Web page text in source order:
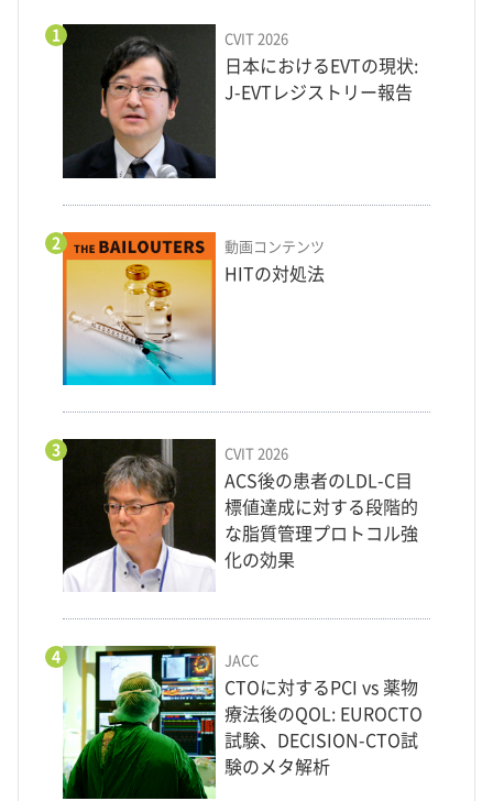
1 CVIT 2026
日本におけるEVTの現状:
J-EVTレジストリー報告
2 動画コンテンツ
HITの対処法
3 CVIT 2026
ACS後の患者のLDL-C目
標値達成に対する段階的
な脂質管理プロトコル強
化の効果
4 JACC
CTOに対するPCI vs 薬物
療法後のQOL: EUROCTO
試験、DECISION-CTO試
験のメタ解析